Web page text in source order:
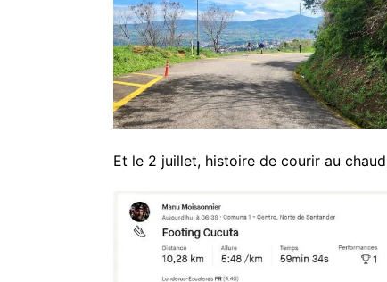
Et le 2 juillet, histoire de courir au